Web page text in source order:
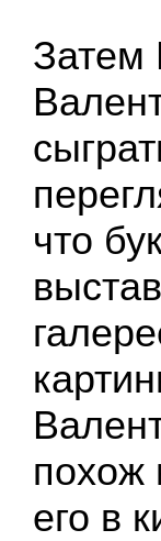
Затем
что
похож
его в